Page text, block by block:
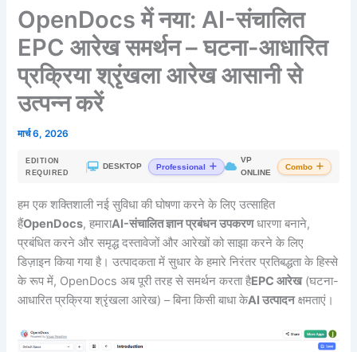
OpenDocs में नया: AI-संचालित
EPC आरेख समर्थन – घटना-आधारित
प्रक्रिया श्रृंखला आरेख आसानी से
उत्पन्न करें
मार्च 6, 2026
EDITION
REQUIRED
DESKTOP Professional
VP
ONLINE
Combo
हम एक शक्तिशाली नई सुविधा की घोषणा करने के लिए उत्साहित
हैंOpenDocs, हमाराAI-संचालित ज्ञान प्रबंधन उपकरणधारणा बनाने,
प्रबंधित करने और समृद्ध दस्तावेजों और आरेखों को साझा करने के लिए
डिज़ाइन किया गया है। उत्पादकता में सुधार के हमारे निरंतर प्रतिबद्धता के हिस्से
के रूप में, OpenDocs अब पूरी तरह से समर्थन करता हैEPC आरेख(घटना-
आधारित प्रक्रिया श्रृंखला आरेख) – बिना किसी बाधा केAI उत्पादनक्षमताएं।